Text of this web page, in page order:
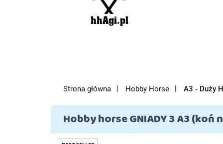
Strona główna Hobby Horse A3 - Duży
Hobby horse GNIADY 3 A3 (koń